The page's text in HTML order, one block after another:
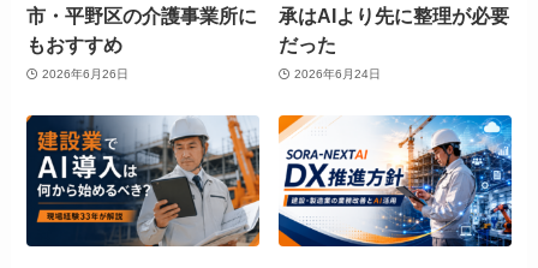
市・平野区の介護事業所に
もおすすめ
2026年6月26日
承はAIより先に整理が必要
だった
2026年6月24日